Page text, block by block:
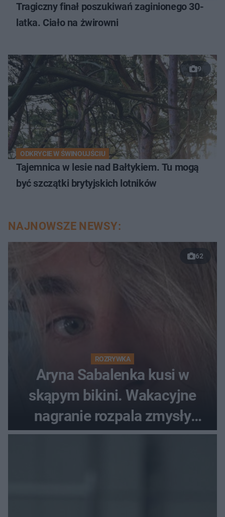
Tragiczny finał poszukiwań zaginionego 30-
latka. Ciało na żwirowni
9
ODKRYCIE W ŚWINOUJŚCIU
Tajemnica w lesie nad Bałtykiem. Tu mogą
być szczątki brytyjskich lotników
NAJNOWSZE NEWSY:
62
ROZRYWKA
Aryna Sabalenka kusi w
skąpym bikini. Wakacyjne
nagranie rozpala zmysły
fanów